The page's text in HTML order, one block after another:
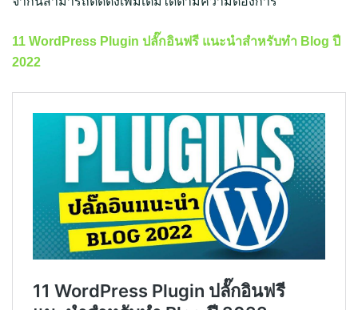
11 WordPress Plugin ปลั๊กอินฟรี แนะนำสำหรับทำ Blog ปี
2022